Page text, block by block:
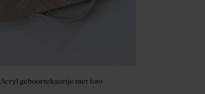
Acryl geboortekaartje met foto